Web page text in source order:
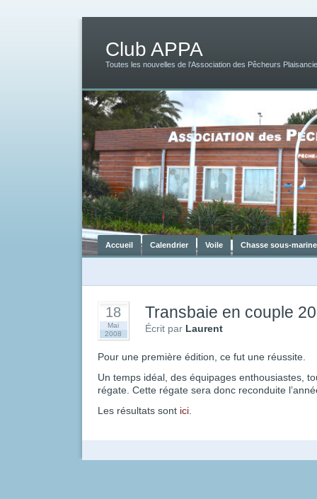
Club APPA
Toutes les nouvelles de l’Association des Pêcheurs
Accueil Calendrier Voile Chasse sous-marine
18
Mai
2008
Transbaie en couple
Écrit par Laurent
Pour une première édition, ce fut une réussite.
Un temps idéal, des équipages enthousiastes,
régate. Cette régate sera donc reconduite
Les résultats sont ici